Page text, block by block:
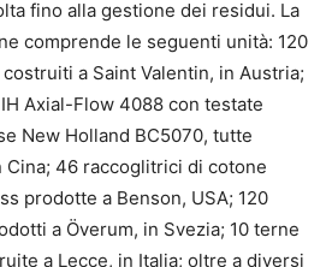
fino alla gestione dei residui. La
comprende le seguenti unità: 120
a Saint Valentin, in Austria;
Axial-Flow 4088 con testate
New Holland BC5070, tutte
Cina; 46 raccoglitrici di cotone
prodotte a Benson, USA; 120
a Överum, in Svezia; 10 terne
a Lecce, in Italia; oltre a diversi